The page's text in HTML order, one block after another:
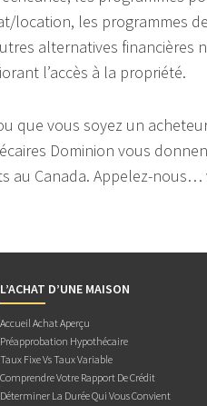
location, les programmes
alternatives financières
l’accès à la propriété.
que vous soyez un
Dominion vous
au Canada. Appelez-nous…
L’ACHAT D’UNE MAISON
Accueil Achat Aperçu
Préapprobation Hypothécaire
Taux Fixe Vs Taux Variable
Comprendre Votre Rapport De Crédit
Déterminer La Durée Qui Vous Convient